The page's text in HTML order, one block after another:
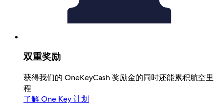
双重奖励
获得我们的 OneKeyCash 奖励金的同时还能累积航空里
程
了解 One Key 计划